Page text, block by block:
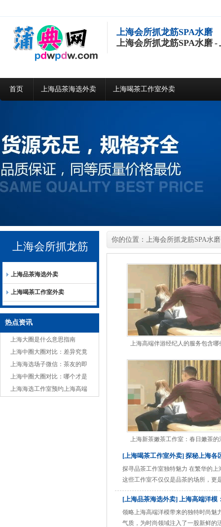
上海会所抓龙筋SPA水磨
上海会所抓龙筋SPA水磨
首页 上海品茶海选外卖 上海喝茶工作室外卖
上海会所抓龙筋
SPA水磨
上海品茶海选外卖
上海喝茶工作室外卖
热点资讯
上海大圈是什么意思指南
上海中圈大圈对比：差异究竟
在哪？
上海海选场子微信：茶友的即
时交流圈，分享嫩茶与故事
上海中圈大圈对比：哪个才是
你的心头好？
上海海选工作室预约上海高端
你的位置： 上海会所抓龙筋SPA水磨
上海高端伴游经纪人的服务包含哪
上海新茶嫩茶工作室：春日嫩茶的
新角落
[上海喝茶工作室外卖] 探秘上海各
探寻品茶工作室独特魅力 在繁华的
这些工作室不仅仅是品茶的场所，更
市的喧嚣与浮躁。 上海的品茶工作
精美的书画、袅袅的茶香，让人仿佛
茶具，展现出独特的艺术氛围 ......
[上海品茶海选外卖] 上海高端洋模
领略上海高端洋模带来的独特时尚魅
气质，为时尚领域注入了一股新鲜的